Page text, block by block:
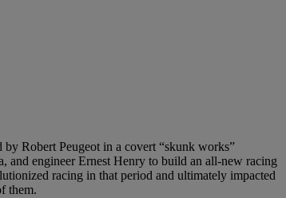
Robert Peugeot in a covert “skunk works”
and engineer Ernest Henry to build an all-new racing
racing in that period and ultimately impacted
them.